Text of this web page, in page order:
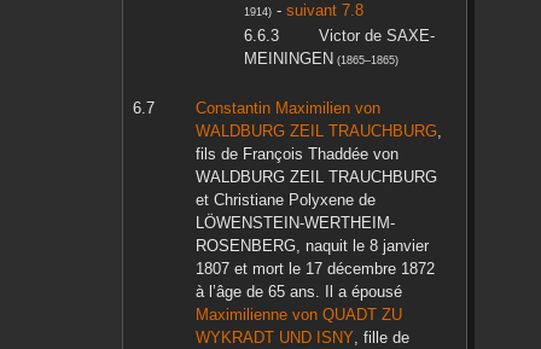
1914)- suivant 7.8
Victorde SAXE-
MEININGEN (1865–1865)
Constantin Maximilienvon
WALDBURG ZEIL TRAUCHBURG,
fils de François Thaddéevon
WALDBURG ZEIL TRAUCHBURG
et Christiane Polyxenede
LÖWENSTEIN-WERTHEIM-
ROSENBERG, naquit le 8 janvier
1807et mort le 17 décembre 1872
à l’âge de 65 ans. Il a épousé
Maximiliennevon QUADT ZU
WYKRADT UND ISNY, fille de